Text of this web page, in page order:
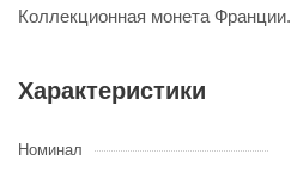
Коллекционная монета Франции.
Характеристики
Номинал